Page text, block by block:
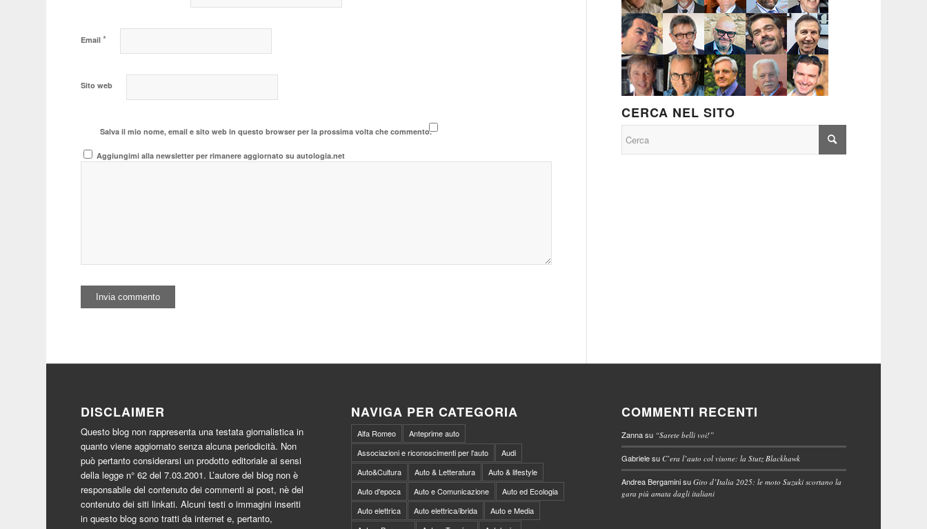
Email*
Sito web
Salva il mio nome, email e sito web in questo browser per la prossima volta che commento.
Aggiungimi alla newsletter per rimanere aggiornato su autologia.net
CERCA NEL SITO
DISCLAIMER
Questo blog non rappresenta una testata giornalistica in
quanto viene aggiornato senza alcuna periodicità. Non
può pertanto considerarsi un prodotto editoriale ai sensi
della legge n° 62 del 7.03.2001. L’autore del blog non è
responsabile del contenuto dei commenti ai post, nè del
contenuto dei siti linkati. Alcuni testi o immagini inseriti
in questo blog sono tratti da internet e, pertanto,
NAVIGA PER CATEGORIA
Alfa Romeo
Anteprime auto
Associazioni e riconoscimenti per l'auto
Audi
Auto&Cultura
Auto & Letteratura
Auto & lifestyle
Auto d'epoca
Auto e Comunicazione
Auto ed Ecologia
Auto elettrica
Auto elettrica/ibrida
Auto e Media
COMMENTI RECENTI
Zannasu “Sarete belli voi!”
GabrielesuC’era l’auto col visone: la Stutz Blackhawk
Andrea BergaminisuGiro d’Italia 2025: le moto Suzuki scortano la
gara più amata dagli italiani